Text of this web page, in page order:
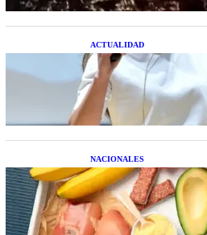
ACTUALIDAD
La startup creada por
resolver el estrés
NACIONALES
Nutrición inteligente:
temporada que